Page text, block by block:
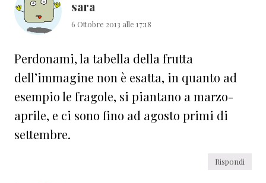
sara
6 Ottobre 2013 alle 17:18
Perdonami, la tabella della frutta
dell’immagine non è esatta, in quanto ad
esempio le fragole, si piantano a marzo-
aprile, e ci sono fino ad agosto primi di
settembre.
Rispondi